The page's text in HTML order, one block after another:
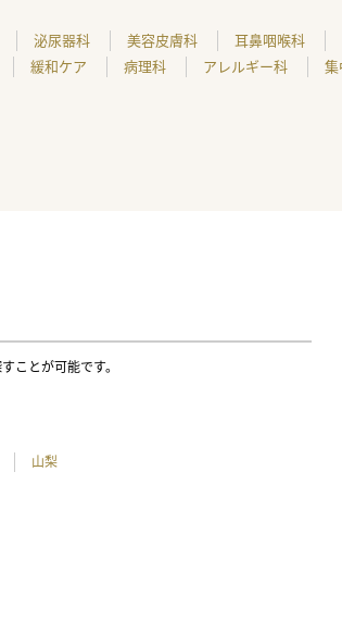
泌尿器科 美容皮膚科 耳鼻咽喉科
緩和ケア 病理科 アレルギー科 集
ことが可能です。
山梨